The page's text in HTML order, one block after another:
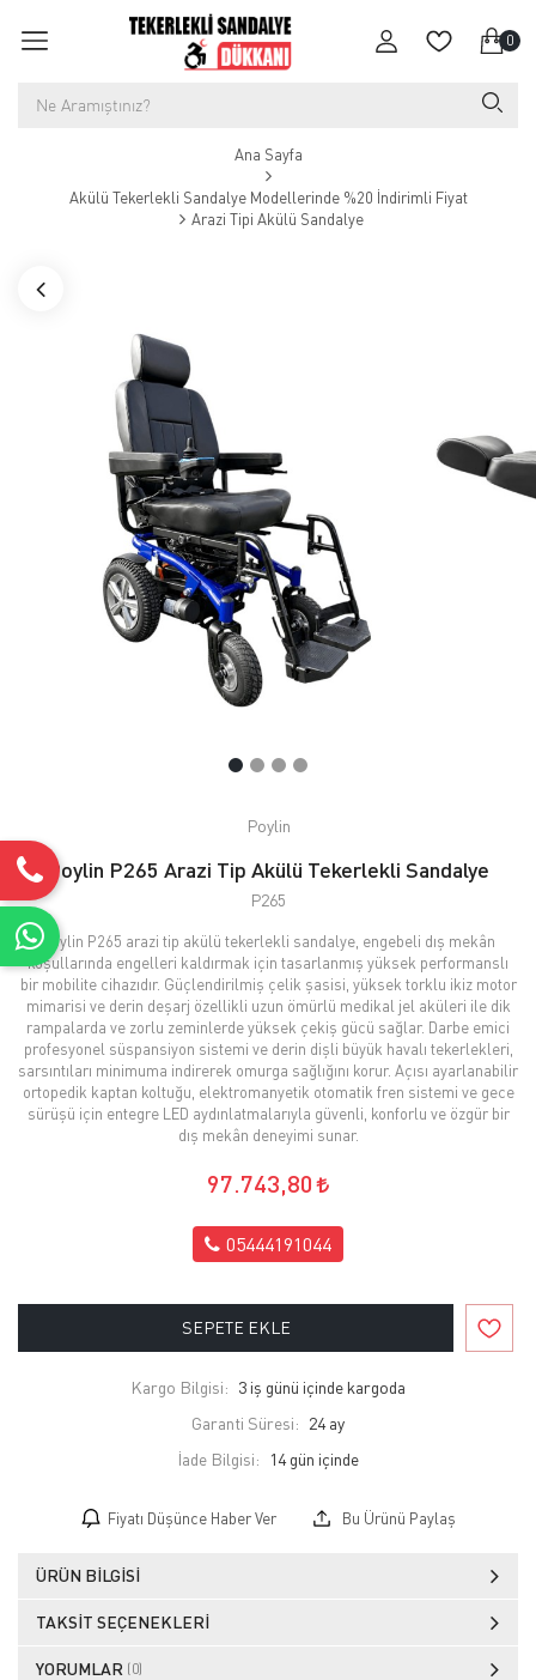
0
Ana Sayfa
Akülü Tekerlekli Sandalye Modellerinde %20 İndirimli Fiyat
Arazi Tipi Akülü Sandalye
Poylin
Poylin P265 Arazi Tip Akülü Tekerlekli Sandalye
P265
Poylin P265 arazi tip akülü tekerlekli sandalye, engebeli dış mekân
koşullarında engelleri kaldırmak için tasarlanmış yüksek performanslı
bir mobilite cihazıdır. Güçlendirilmiş çelik şasisi, yüksek torklu ikiz motor
mimarisi ve derin deşarj özellikli uzun ömürlü medikal jel aküleri ile dik
rampalarda ve zorlu zeminlerde yüksek çekiş gücü sağlar. Darbe emici
profesyonel süspansiyon sistemi ve derin dişli büyük havalı tekerlekleri,
sarsıntıları minimuma indirerek omurga sağlığını korur. Açısı ayarlanabilir
ortopedik kaptan koltuğu, elektromanyetik otomatik fren sistemi ve gece
sürüşü için entegre LED aydınlatmalarıyla güvenli, konforlu ve özgür bir
dış mekân deneyimi sunar.
97.743,80
05444191044
SEPETE EKLE
Kargo Bilgisi: 3 iş günü içinde kargoda
Garanti Süresi: 24 ay
İade Bilgisi:
Fiyatı Düşünce Haber Ver Bu Ürünü Paylaş
ÜRÜN BILGISI
TAKSIT SEÇENEKLERI
YORUMLAR (0)